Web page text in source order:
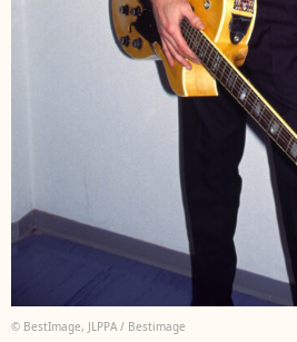
© BestImage, JLPPA / Bestimage